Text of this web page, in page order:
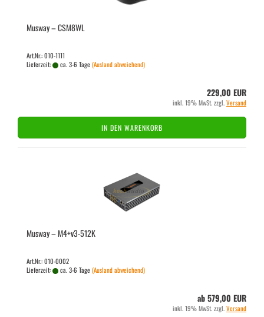
Mus­way – CSM8WL
Art.Nr.: 010-1111
Lieferzeit:
ca. 3-6 Tage(Ausland abweichend)
229,00 EUR
inkl. 19% MwSt. zzgl.Versand
IN DEN WARENKORB
Mus­way – M4+v3-​512K
Art.Nr.: 010-0002
Lieferzeit:
ca. 3-6 Tage(Ausland abweichend)
ab 579,00 EUR
inkl. 19% MwSt. zzgl.Versand